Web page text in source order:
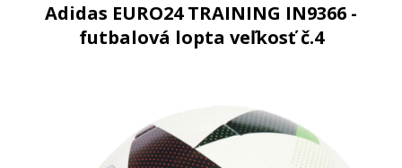
Adidas EURO24 TRAINING IN9366 -
futbalová lopta veľkosť č.4